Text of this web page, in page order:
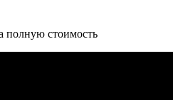
полную стоимость